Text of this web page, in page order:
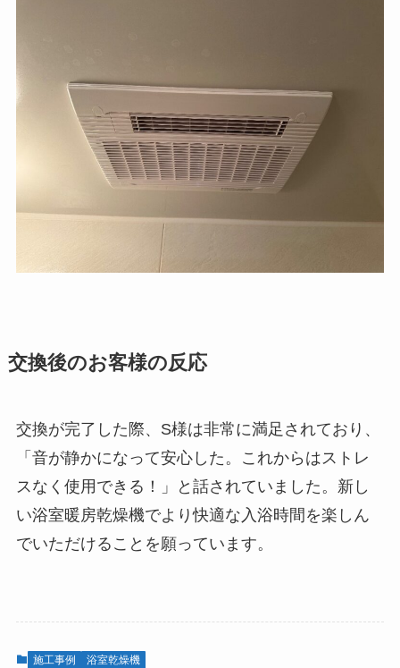
交換後のお客様の反応
交換が完了した際、S様は非常に満足されており、
「音が静かになって安心した。これからはストレ
スなく使用できる！」と話されていました。新し
い浴室暖房乾燥機でより快適な入浴時間を楽しん
でいただけることを願っています。
施工事例 浴室乾燥機